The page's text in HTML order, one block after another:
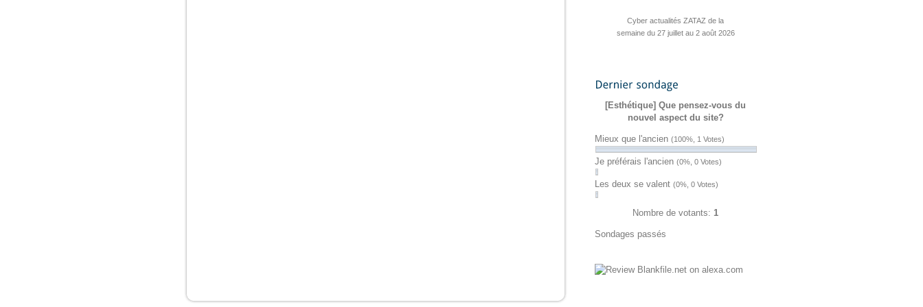
Une cyberattaque vise plus de 30
réseaux d’eau
L’UE valide une initiative contre
l’identité numérique
Sanction de 23andMe après une fuite
de données
Un coup de pouce pour une
céramiste qui a tout perdu
Cyber’Smile : la playlist d’été de
ZATAZ est de sortie
Cyber actualités ZATAZ de la
semaine du 27 juillet au 2 août 2026
Un pirate revendique un accès au
CRM d’ENI
Hacktivisme : une fuite
Control ressort du darkweb !
Quatre jeux cyber pour stimuler vos
vacances
Planity visée par une vente
présumée de données piratées
[Esthétique] Que pensez-vous du
nouvel aspect du site?
Mieux que l'ancien (100%, 1 Votes)
Je préférais l'ancien (0%, 0 Votes)
Les deux se valent (0%, 0 Votes)
Nombre de votants: 1
Sondages passés